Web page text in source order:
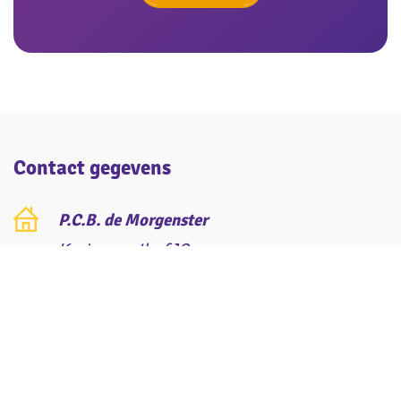
Contact gegevens
P.C.B. de Morgenster
Kruizemunthof 10